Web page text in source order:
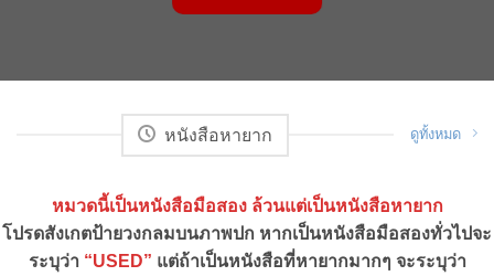
หนังสือหายาก ดูทั้งหมด
หมวดนี้เป็นหนังสือมือสอง ล้วนแต่เป็นหนังสือหายาก
โปรดสังเกตป้ายวงกลมบนภาพปก หากเป็นหนังสือมือสองทั่วไปจะ
ระบุว่า “USED” แต่ถ้าเป็นหนังสือที่หายากมากๆ จะระบุว่า